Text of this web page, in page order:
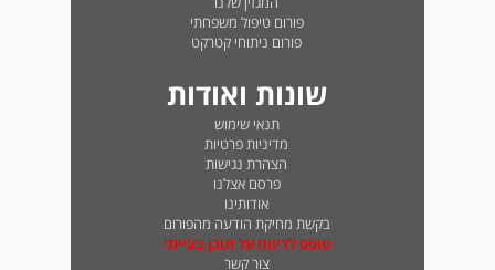
פורום טיפול משפחתי
פורום ניתוחי קטרקט
שונות ואודות
תנאי שימוש
מדיניות פרטיות
הצהרת נגישות
פרסם אצלנו
אודותינו
בקשת מחיקת הודעה מהפורום
טופס לדיווח על תוכן בעייתי
צור קשר